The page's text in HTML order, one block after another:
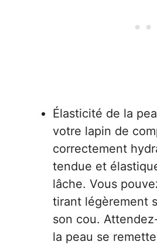
Élasticité de la
votre lapin de
correctement
tendue et
lâche. Vous
tirant légèrement
son cou.
la peau se